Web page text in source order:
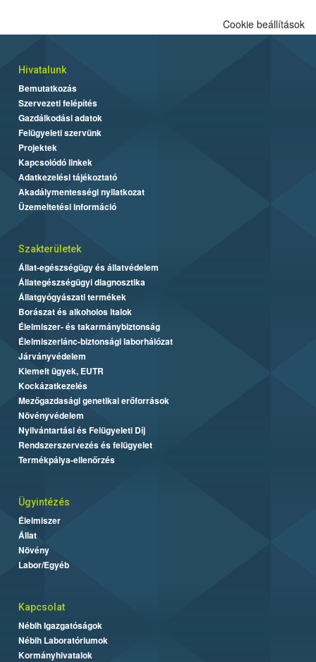
Cookie beállítások
Hivatalunk
Bemutatkozás
Szervezeti felépítés
Gazdálkodási adatok
Felügyeleti szervünk
Projektek
Kapcsolódó linkek
Adatkezelési tájékoztató
Akadálymentességi nyilatkozat
Üzemeltetési információ
Szakterületek
Állat-egészségügy és állatvédelem
Állategészségügyi diagnosztika
Állatgyógyászati termékek
Borászat és alkoholos italok
Élelmiszer- és takarmánybiztonság
Élelmiszerlánc-biztonsági laborhálózat
Járványvédelem
Kiemelt ügyek, EUTR
Kockázatkezelés
Mezőgazdasági genetikai erőforrások
Növényvédelem
Nyilvántartási és Felügyeleti Díj
Rendszerszervezés és felügyelet
Termékpálya-ellenőrzés
Ügyintézés
Élelmiszer
Állat
Növény
Labor/Egyéb
Kapcsolat
Nébih Igazgatóságok
Nébih Laboratóriumok
Kormányhivatalok